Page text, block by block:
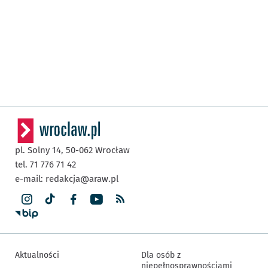
pl. Solny 14, 50-062 Wrocław
tel. 71 776 71 42
e-mail: redakcja@araw.pl
Aktualności
Dla osób z
niepełnosprawnościami